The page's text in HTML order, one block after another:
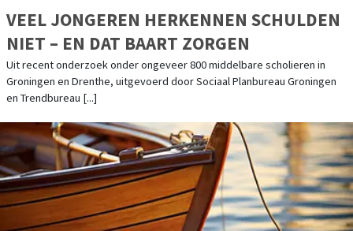
VEEL JONGEREN HERKENNEN SCHULDEN
NIET – EN DAT BAART ZORGEN
Uit recent onderzoek onder ongeveer 800 middelbare scholieren in
Groningen en Drenthe, uitgevoerd door Sociaal Planbureau Groningen
en Trendbureau [...]